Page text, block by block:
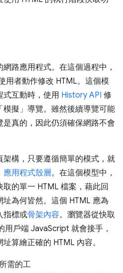
路應用程式。在這個過程中，
用者動作修改 HTML。這個模
式互動時，使用 History API 修
擬」導覽。雖然後續導覽可能
真的，因此仍須確保網路不會
構，只要遵循簡單的模式，就
應用程式殼層。在這個模型中，
的單一 HTML 檔案，藉此回
為何皆然。這個 HTML 應為
指標或骨架內容。瀏覽器從快取
用戶端 JavaScript 就會接手，
算繪正確的 HTML 內容。
需的工